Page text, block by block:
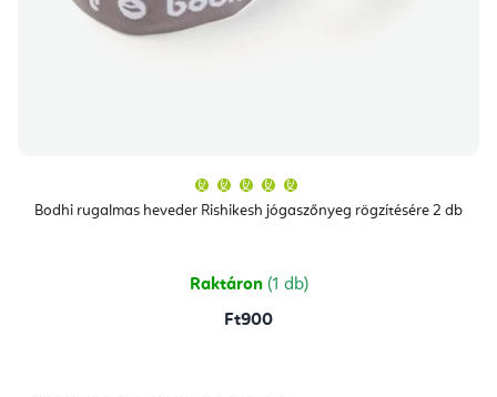
Bodhi rugalmas heveder Rishikesh jógaszőnyeg rögzítésére 2 db
átlagos
értékelése
csillag.
Raktáron (1 db)
Ft900